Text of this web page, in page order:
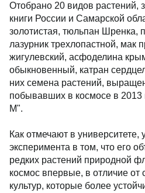
Отобрано 20 видов растений,
книги России и Самарской
золотистая, тюльпан Шренка,
лазурник трехлопастной, мак
жигулевский, асфоделина
обыкновенный, катран
них семена растений,
побывавших в космосе в
М".
Как отмечают в университете,
эксперимента в том, что его
редких растений природной
космос впервые, в отличие от
культур, которые более